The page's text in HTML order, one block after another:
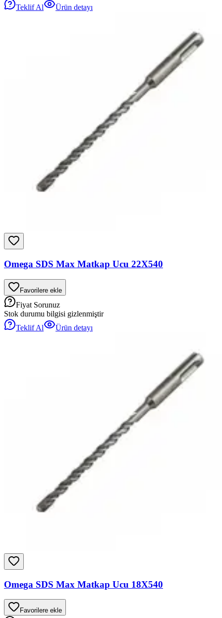
Teklif Al
Ürün detayı
Omega SDS Max Matkap Ucu 22X540
Favorilere ekle
Fiyat Sorunuz
Stok durumu bilgisi gizlenmiştir
Teklif Al
Ürün detayı
Omega SDS Max Matkap Ucu 18X540
Favorilere ekle